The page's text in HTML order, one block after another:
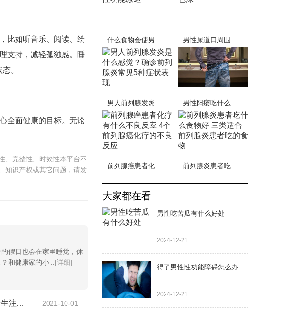
比如听音乐、阅读、绘
支持，减轻孤独感。睡
。
全面健康的目标。无论
、完整性、时效性本平台不
知识产权或其它问题，请发
假日也会在家里睡觉，休
和健康家的小... [详细]
事项 2021-10-01
大家都在看
男性吃苦瓜有什么好处
2024-12-21
得了男性性功能障碍怎么办
2024-12-21